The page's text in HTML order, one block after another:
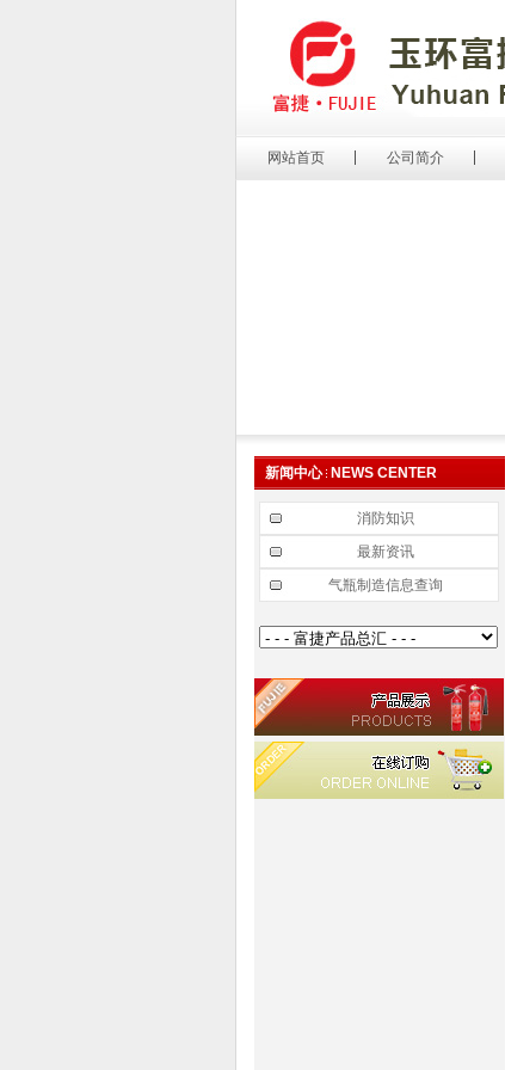
网站首页 公司简介
新闻中心 NEWS CENTER
消防知识
最新资讯
气瓶制造信息查询